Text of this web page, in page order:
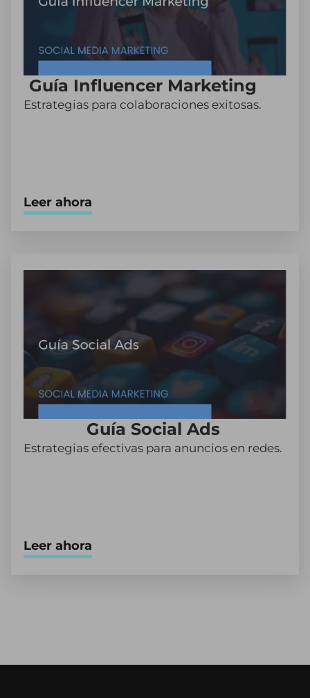
Guía Influencer Marketing
Estrategias para colaboraciones exitosas.
Leer ahora
Guía Social Ads
Estrategias efectivas para anuncios en redes.
Leer ahora